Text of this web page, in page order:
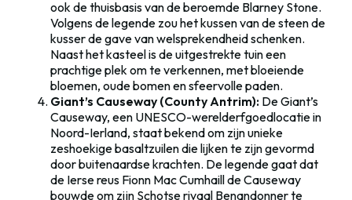
ook de thuisbasis van de beroemde Blarney Stone.
Volgens de legende zou het kussen van de steen de
kusser de gave van welsprekendheid schenken.
Naast het kasteel is de uitgestrekte tuin een
prachtige plek om te verkennen, met bloeiende
bloemen, oude bomen en sfeervolle paden.
Giant’s Causeway (County Antrim): De Giant’s
Causeway, een UNESCO-werelderfgoedlocatie in
Noord-Ierland, staat bekend om zijn unieke
zeshoekige basaltzuilen die lijken te zijn gevormd
door buitenaardse krachten. De legende gaat dat
de Ierse reus Fionn Mac Cumhaill de Causeway
bouwde om zijn Schotse rivaal Benandonner te